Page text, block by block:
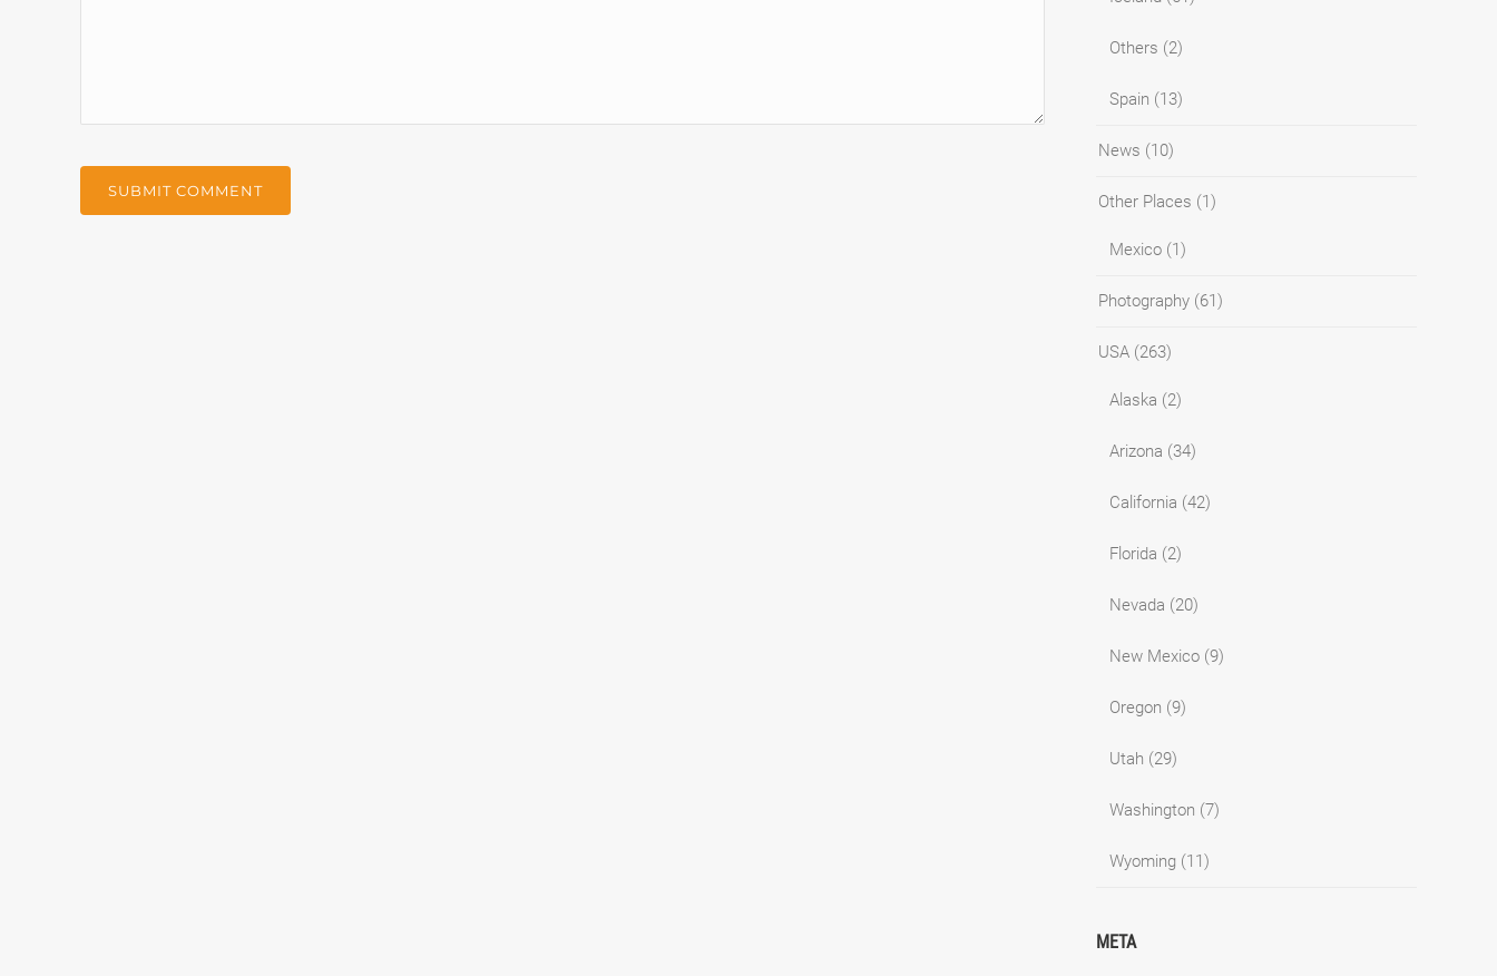
Others (2)
Spain (13)
News (10)
Other Places (1)
Mexico (1)
Photography (61)
USA (263)
Alaska (2)
Arizona (34)
California (42)
Florida (2)
Nevada (20)
New Mexico (9)
Oregon (9)
Utah (29)
Washington (7)
Wyoming (11)
META